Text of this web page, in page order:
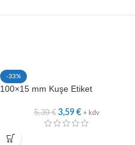
-33%
100×15 mm Kuşe Etiket
5,39€ 3,59 € + kdv